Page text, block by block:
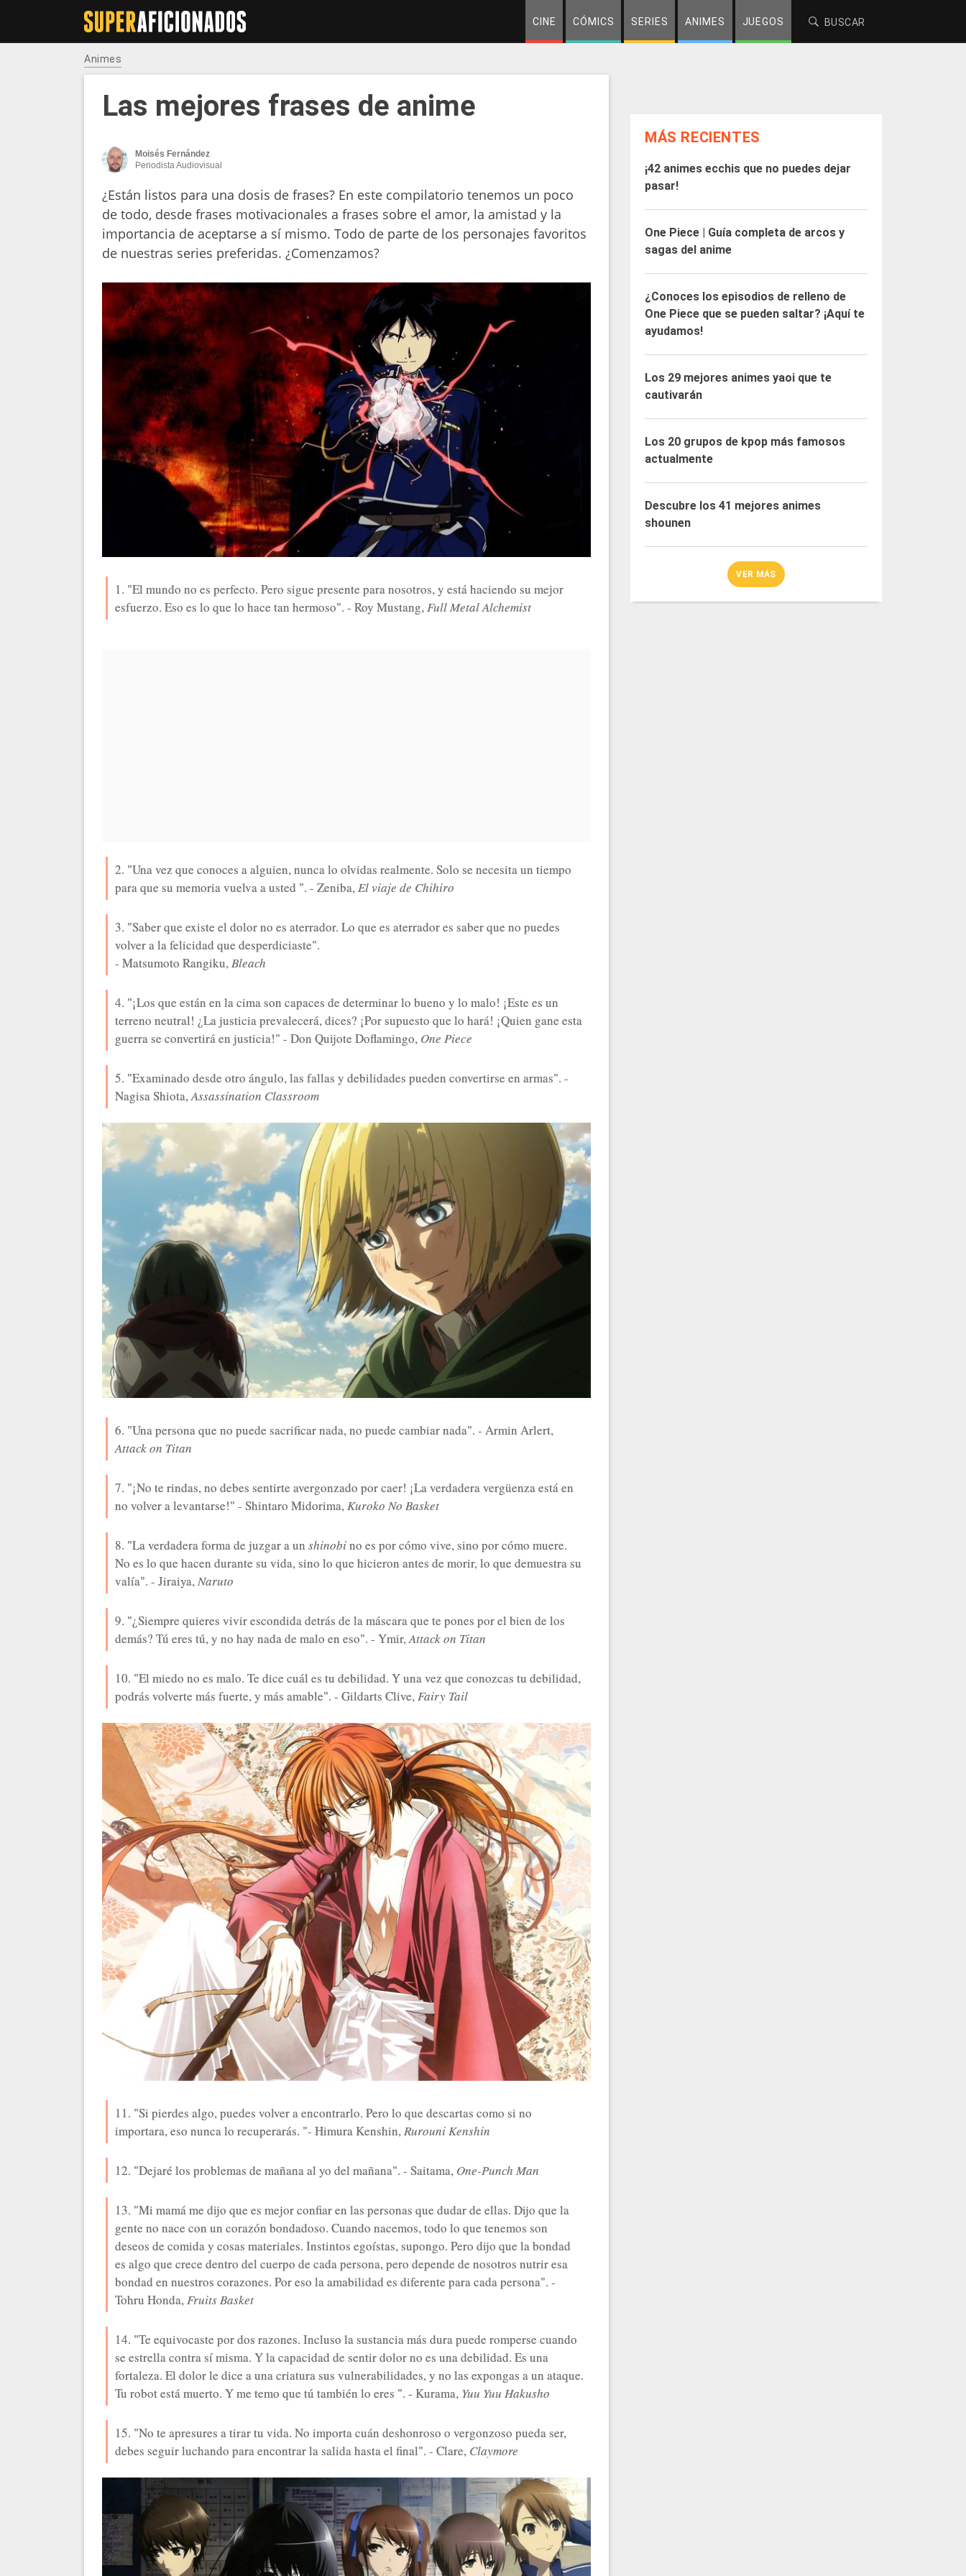
CINE CÓMICS SERIES ANIMES JUEGOS
Animes
Las mejores frases de anime
Moisés Fernández
Periodista Audiovisual
¿Están listos para una dosis de frases? En este compilatorio tenemos un poco
de todo, desde frases motivacionales a frases sobre el amor, la amistad y la
importancia de aceptarse a sí mismo. Todo de parte de los personajes favoritos
de nuestras series preferidas. ¿Comenzamos?
1. "El mundo no es perfecto. Pero sigue presente para nosotros, y está haciendo su mejor
esfuerzo. Eso es lo que lo hace tan hermoso". - Roy Mustang,Full Metal Alchemist
2. "Una vez que conoces a alguien, nunca lo olvidas realmente. Solo se necesita un tiempo
para que su memoria vuelva a usted ". - Zeniba,El viaje de Chihiro
3. "Saber que existe el dolor no es aterrador. Lo que es aterrador es saber que no puedes
volver a la felicidad que desperdiciaste".
- Matsumoto Rangiku,Bleach
4. "¡Los que están en la cima son capaces de determinar lo bueno y lo malo! ¡Este es un
terreno neutral! ¿La justicia prevalecerá, dices? ¡Por supuesto que lo hará! ¡Quien gane esta
guerra se convertirá en justicia!" - Don Quijote Doflamingo, One Piece
5. "Examinado desde otro ángulo, las fallas y debilidades pueden convertirse en armas". -
Nagisa Shiota,Assassination Classroom
6. "Una persona que no puede sacrificar nada, no puede cambiar nada". - Armin Arlert,
Attack on Titan
7. "¡No te rindas, no debes sentirte avergonzado por caer! ¡La verdadera vergüenza está en
no volver a levantarse!" - Shintaro Midorima, Kuroko No Basket
8. "La verdadera forma de juzgar a un shinobino es por cómo vive, sino por cómo muere.
No es lo que hacen durante su vida, sino lo que hicieron antes de morir, lo que demuestra su
valía". - Jiraiya, Naruto
9. "¿Siempre quieres vivir escondida detrás de la máscara que te pones por el bien de los
demás? Tú eres tú, y no hay nada de malo en eso". - Ymir, Attack on Titan
10. "El miedo no es malo. Te dice cuál es tu debilidad. Y una vez que conozcas tu debilidad,
podrás volverte más fuerte, y más amable". - Gildarts Clive, Fairy Tail
11. "Si pierdes algo, puedes volver a encontrarlo. Pero lo que descartas como si no
importara, eso nunca lo recuperarás. "- Himura Kenshin,Rurouni Kenshin
12. "Dejaré los problemas de mañana al yo del mañana". - Saitama, One-Punch Man
13. "Mi mamá me dijo que es mejor confiar en las personas que dudar de ellas. Dijo que la
gente no nace con un corazón bondadoso. Cuando nacemos, todo lo que tenemos son
deseos de comida y cosas materiales. Instintos egoístas, supongo. Pero dijo que la bondad
es algo que crece dentro del cuerpo de cada persona, pero depende de nosotros nutrir esa
bondad en nuestros corazones. Por eso la amabilidad es diferente para cada persona". -
Tohru Honda,Fruits Basket
14. "Te equivocaste por dos razones. Incluso la sustancia más dura puede romperse cuando
se estrella contra sí misma. Y la capacidad de sentir dolor no es una debilidad. Es una
fortaleza. El dolor le dice a una criatura sus vulnerabilidades, y no las expongas a un ataque.
Tu robot está muerto. Y me temo que tú también lo eres ". - Kurama, Yuu Yuu Hakusho
15. "No te apresures a tirar tu vida. No importa cuán deshonroso o vergonzoso pueda ser,
debes seguir luchando para encontrar la salida hasta el final". - Clare, Claymore
MÁS RECIENTES
¡42 animes ecchis que no puedes dejar
pasar!
One Piece | Guía completa de arcos y
sagas del anime
¿Conoces los episodios de relleno de
One Piece que se pueden saltar? ¡Aquí te
ayudamos!
Los 29 mejores animes yaoi que te
cautivarán
Los 20 grupos de kpop más famosos
actualmente
Descubre los 41 mejores animes
shounen
VER MÁS